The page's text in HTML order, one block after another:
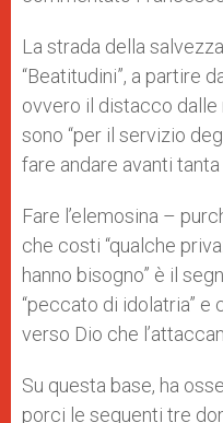
La strada della
“Beatitudini”, a partire
ovvero il distacco
sono “per il servizio
fare andare avanti tanta
Fare l’elemosina –
che costi “qualche
hanno bisogno” è il
“peccato di idolatria” e
verso Dio che
Su questa base, ha
porci le seguenti tre